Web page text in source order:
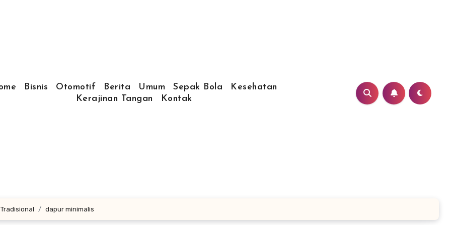
Bisnis Otomotif Berita Umum Sepak Bola
Kesehatan
Kerajinan Tangan
Kontak
dapur minimalis